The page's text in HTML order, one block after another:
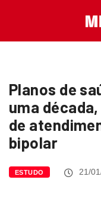
Planos de
uma
de
bipolar
ESTUDO 21/